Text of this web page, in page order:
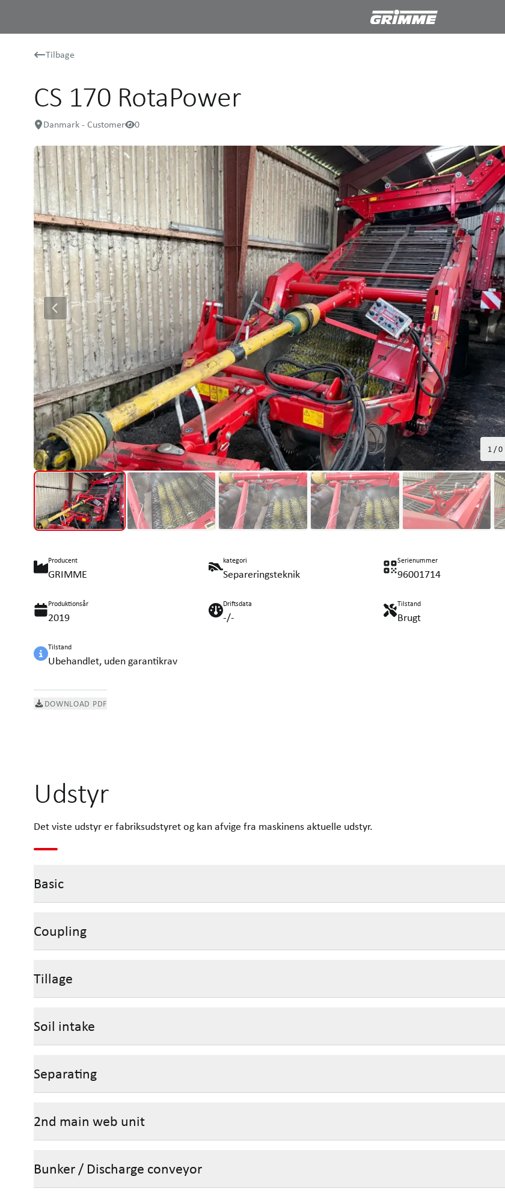
Tilbage
CS 170 RotaPower
Danmark - Customer 0
1/0
Producent
GRIMME
kategori
Separeringsteknik
Serienummer
96001714
Produktionsår
2019
Driftsdata
-/-
Tilstand
Brugt
Tilstand
Ubehandlet, uden garantikrav
DOWNLOAD PDF
Udstyr
Det viste udstyr er fabriksudstyret og kan afvige fra maskinens aktuelle udstyr.
Basic
Coupling
Tillage
Soil intake
Separating
2nd main web unit
Bunker / Discharge conveyor